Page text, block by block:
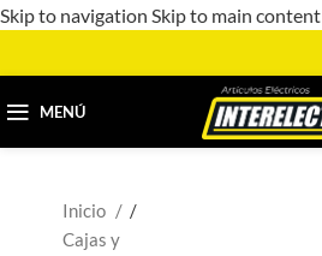
Skip to navigation Skip to main content
MENÚ
Inicio
/
Cajas y